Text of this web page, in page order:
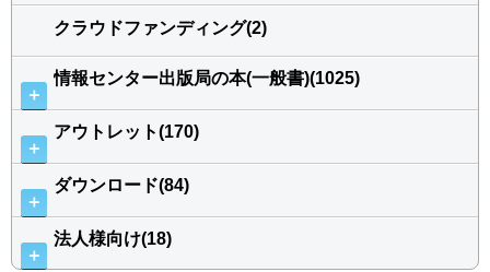
クラウドファンディング(2)
＋
情報センター出版局の本(一般書)(1025)
＋
アウトレット(170)
＋
ダウンロード(84)
＋
法人様向け(18)